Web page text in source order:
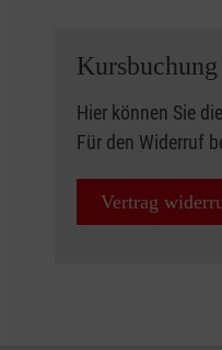
Hier können Sie
Für den Widerruf
Vertrag